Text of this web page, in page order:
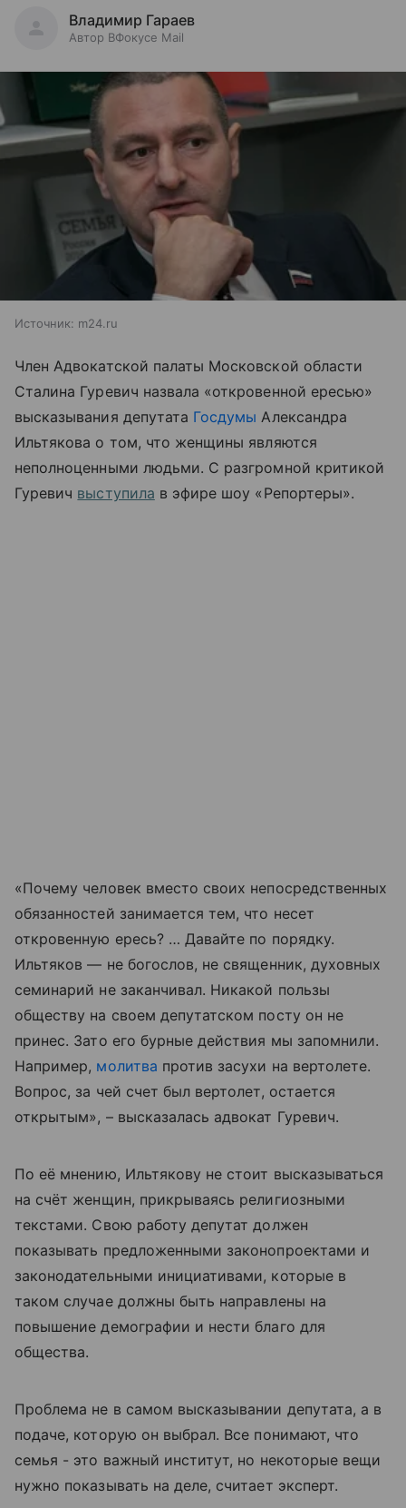
Владимир Гараев
Автор ВФокусе Mail
Источник: m24.ru
Член Адвокатской палаты Московской области
Сталина Гуревич назвала «откровенной ересью»
высказывания депутата Госдумы Александра
Ильтякова о том, что женщины являются
неполноценными людьми. С разгромной критикой
Гуревич выступила в эфире шоу «Репортеры».
«Почему человек вместо своих непосредственных
обязанностей занимается тем, что несет
откровенную ересь? … Давайте по порядку.
Ильтяков — не богослов, не священник, духовных
семинарий не заканчивал. Никакой пользы
обществу на своем депутатском посту он не
принес. Зато его бурные действия мы запомнили.
Например, молитва против засухи на вертолете.
Вопрос, за чей счет был вертолет, остается
открытым», – высказалась адвокат Гуревич.
По её мнению, Ильтякову не стоит высказываться
на счёт женщин, прикрываясь религиозными
текстами. Свою работу депутат должен
показывать предложенными законопроектами и
законодательными инициативами, которые в
таком случае должны быть направлены на
повышение демографии и нести благо для
общества.
Проблема не в самом высказывании депутата, а в
подаче, которую он выбрал. Все понимают, что
семья - это важный институт, но некоторые вещи
нужно показывать на деле, считает эксперт.